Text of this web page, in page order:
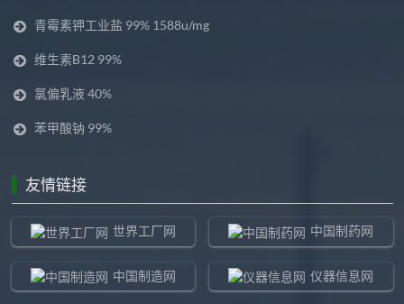
青霉素钾工业盐 99% 1588u/mg
维生素B12 99%
氯偏乳液 40%
苯甲酸钠 99%
友情链接
世界工厂网 中国制药网
中国制造网 仪器信息网